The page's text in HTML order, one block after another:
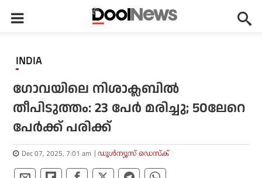
INDIA
ഗോവയിലെ നിശാക്ലബില്‍
തീപിടുത്തം: 23 പേര്‍ മരിച്ചു; 50ലേറെ
പേര്‍ക്ക് പരിക്ക്
Dec 07, 2025, 7:01 am ഡൂള്‍ന്യൂസ് ഡെസ്‌ക്